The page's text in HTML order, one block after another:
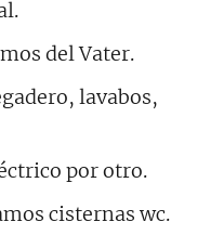
del Vater.
lavabos,
por otro.
cisternas wc.